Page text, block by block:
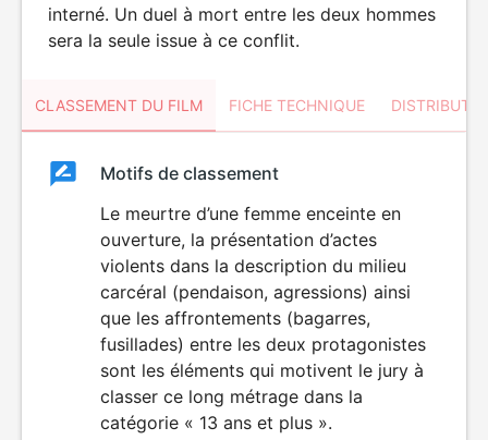
interné. Un duel à mort entre les deux hommes
sera la seule issue à ce conflit.
CLASSEMENT DU FILM FICHE TECHNIQUE
ClassementClassement
VIOLENCE
Motifs de classement
Le meurtre d’une femme enceinte en
ouverture, la présentation d’actes
violents dans la description du milieu
carcéral (pendaison, agressions) ainsi
que les affrontements (bagarres,
fusillades) entre les deux protagonistes
sont les éléments qui motivent le jury à
classer ce long métrage dans la
catégorie « 13 ans et plus ».